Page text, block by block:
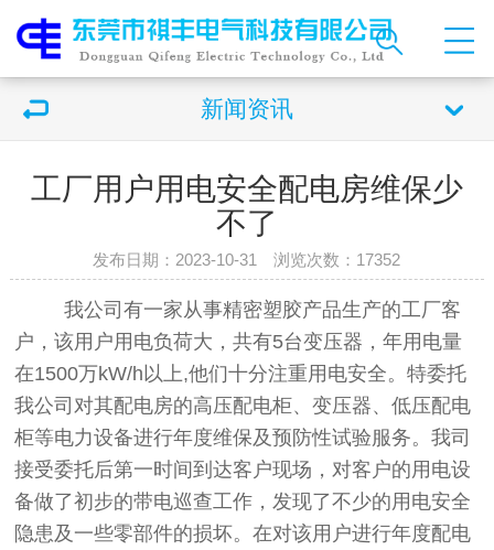
新闻资讯
工厂用户用电安全配电房维保少
不了
发布日期：2023-10-31 浏览次数： 17352
我公司有一家从事精密塑胶产品生产的工厂客
户，该用户用电负荷大，共有5台变压器，年用电量
在1500万kW/h以上,他们十分注重用电安全。特委托
我公司对其配电房的高压配电柜、变压器、低压配电
柜等电力设备进行年度维保及预防性试验服务。我司
接受委托后第一时间到达客户现场，对客户的用电设
备做了初步的带电巡查工作，发现了不少的用电安全
隐患及一些零部件的损坏。在对该用户进行年度配电